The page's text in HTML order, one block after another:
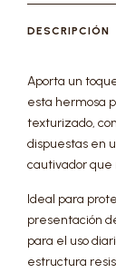
DESCRIPCIÓN
Aporta un
esta hermosa
texturizado,
dispuestas en
cautivador que
Ideal para
presentación
para el uso
estructura